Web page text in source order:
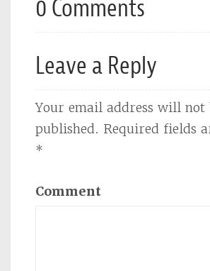
0 Comments
Leave a Reply
Your email address will not
published. Required fields
*
Comment